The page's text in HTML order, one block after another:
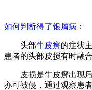
如何判断得了银屑病 ：
头部牛皮癣的症状
患者的头部皮损有时融
皮损是牛皮癣出现后
亦可被侵，通过观察患